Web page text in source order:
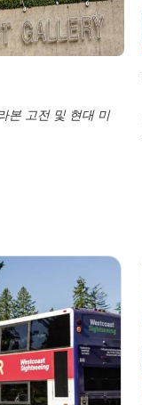
본 고전 및 현대 미